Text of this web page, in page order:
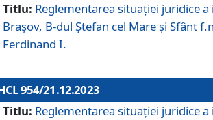
Titlu: Reglementarea situației juridice
Brașov, B-dul Ștefan cel Mare și Sfânt
Ferdinand I.
954/21.12.2023
Titlu: Reglementarea situației juridice